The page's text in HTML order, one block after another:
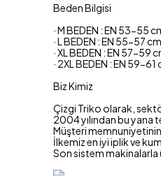
Beden Bilgisi
· M BEDEN : EN 53-55
· L BEDEN : EN 55-57
· XL BEDEN : EN 57-59
· 2XL BEDEN : EN 59-
Biz Kimiz
Çizgi Triko olarak,
2004 yılından bu yana
Müşteri
İlkemiz en iyi iplik ve
Son sistem makinalarla